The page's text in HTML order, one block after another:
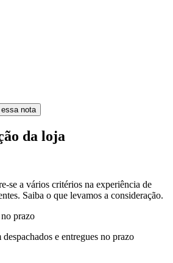
nota
da loja
se a vários critérios na experiência de
Saiba o que levamos a consideração.
prazo
e entregues no prazo